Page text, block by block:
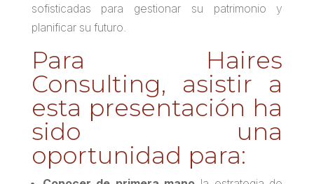
sofisticadas para gestionar su patrimonio y
planificar su futuro.
Para Haires
Consulting, asistir a
esta presentación ha
sido una
oportunidad para: